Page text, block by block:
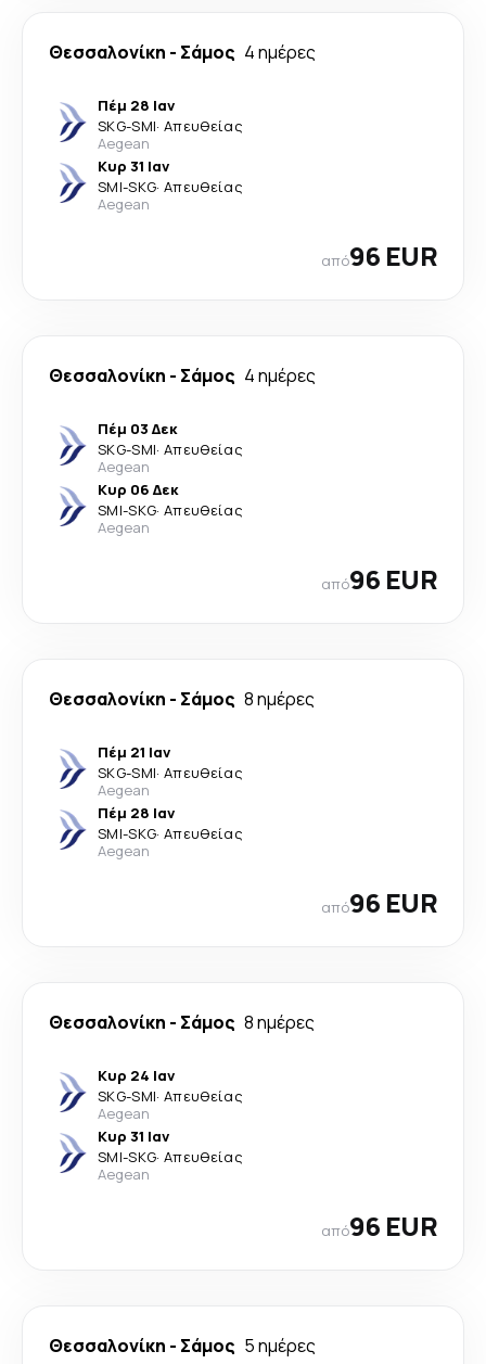
Θεσσαλονίκη - Σάμος 4 ημέρες
Πέμ 28 Ιαν
SKG-SMI· Απευθείας
Aegean
Κυρ 31 Ιαν
SMI-SKG· Απευθείας
Aegean
από96 EUR
Θεσσαλονίκη - Σάμος 4 ημέρες
Πέμ 03 Δεκ
SKG-SMI· Απευθείας
Aegean
Κυρ 06 Δεκ
SMI-SKG· Απευθείας
Aegean
από96 EUR
Θεσσαλονίκη - Σάμος 8 ημέρες
Πέμ 21 Ιαν
SKG-SMI· Απευθείας
Aegean
Πέμ 28 Ιαν
SMI-SKG· Απευθείας
Aegean
από96 EUR
Θεσσαλονίκη - Σάμος 8 ημέρες
Κυρ 24 Ιαν
SKG-SMI· Απευθείας
Aegean
Κυρ 31 Ιαν
SMI-SKG· Απευθείας
Aegean
από96 EUR
Θεσσαλονίκη - Σάμος 5 ημέρες